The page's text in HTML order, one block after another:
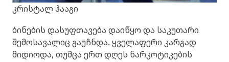
კრისტალ ჰააგი
ბინების დასუფთავება დაიწყო და საკუთარი
შემოსავალიც გაუჩნდა. ყველაფერი კარგად
მიდიოდა, თუმცა ერთ დღეს ნარკოტიკების